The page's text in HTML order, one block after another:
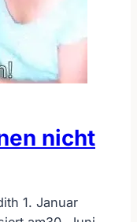
nicht
1. Januar